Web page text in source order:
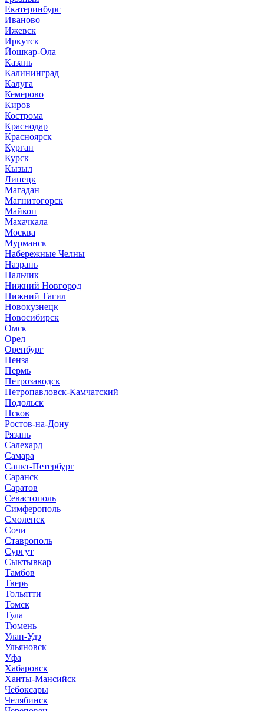
Екатеринбург
Иваново
Ижевск
Иркутск
Йошкар-Ола
Казань
Калининград
Калуга
Кемерово
Киров
Кострома
Краснодар
Красноярск
Курган
Курск
Кызыл
Липецк
Магадан
Магнитогорск
Майкоп
Махачкала
Москва
Мурманск
Набережные Челны
Назрань
Нальчик
Нижний Новгород
Нижний Тагил
Новокузнецк
Новосибирск
Омск
Орел
Оренбург
Пенза
Пермь
Петрозаводск
Петропавловск-Камчатский
Подольск
Псков
Ростов-на-Дону
Рязань
Салехард
Самара
Санкт-Петербург
Саранск
Саратов
Севастополь
Симферополь
Смоленск
Сочи
Ставрополь
Сургут
Сыктывкар
Тамбов
Тверь
Тольятти
Томск
Тула
Тюмень
Улан-Удэ
Ульяновск
Уфа
Хабаровск
Ханты-Мансийск
Чебоксары
Челябинск